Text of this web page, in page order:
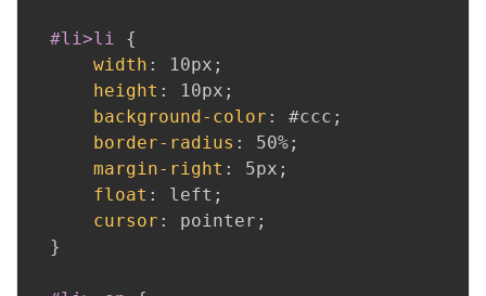
#li>li
{
width : 10px ;
height : 10px ;
background-color : #ccc ;
border-radius : 50%;
margin-right : 5px ;
float : left ;
cursor : pointer ;
}